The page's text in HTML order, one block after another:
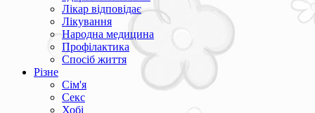
Лікар відповідає
Лікування
Народна медицина
Профілактика
Спосіб життя
Різне
Сім'я
Секс
Хобі